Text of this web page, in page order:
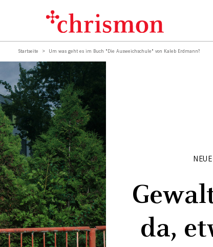
Startseite Um was geht es im Buch "Die Ausweichschule" von Kaleb Erdmann?
da,